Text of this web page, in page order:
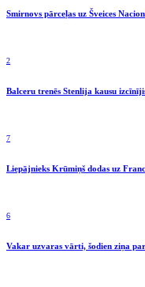
Smirnovs pārceļas uz Šveices
2
Balceru trenēs Stenlija kausu
7
Liepājnieks Krūmiņš dodas uz
6
Vakar uzvaras vārti, šodien ziņa